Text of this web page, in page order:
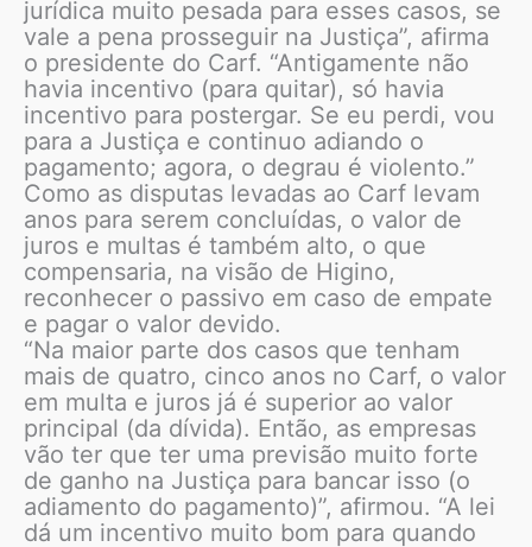
jurídica muito pesada para esses casos, se
vale a pena prosseguir na Justiça”, afirma
o presidente do Carf. “Antigamente não
havia incentivo (para quitar), só havia
incentivo para postergar. Se eu perdi, vou
para a Justiça e continuo adiando o
pagamento; agora, o degrau é violento.”
Como as disputas levadas ao Carf levam
anos para serem concluídas, o valor de
juros e multas é também alto, o que
compensaria, na visão de Higino,
reconhecer o passivo em caso de empate
e pagar o valor devido.
“Na maior parte dos casos que tenham
mais de quatro, cinco anos no Carf, o valor
em multa e juros já é superior ao valor
principal (da dívida). Então, as empresas
vão ter que ter uma previsão muito forte
de ganho na Justiça para bancar isso (o
adiamento do pagamento)”, afirmou. “A lei
dá um incentivo muito bom para quando